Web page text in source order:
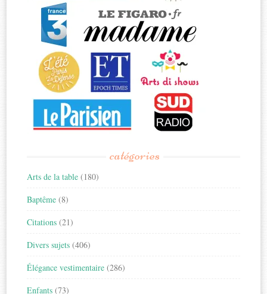
catégories
Arts de la table (180)
Baptême (8)
Citations (21)
Divers sujets (406)
Élégance vestimentaire (286)
Enfants (73)